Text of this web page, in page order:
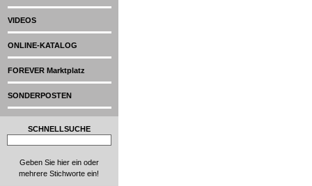
SCHNELLSUCHE
Geben Sie hier ein oder
mehrere Stichworte ein!
VIDEOS
ONLINE-KATALOG
FOREVER Marktplatz
SONDERPOSTEN